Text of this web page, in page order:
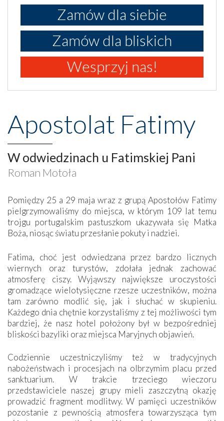
Zamów dla siebie
Zamów dla bliskich
Wesprzyj nas!
Apostolat Fatimy
W odwiedzinach u Fatimskiej Pani
Roman Motoła
Pomiędzy 25 a 29 maja wraz z grupą Apostołów Fatimy
pielgrzymowaliśmy do miejsca, w którym 109 lat temu
trojgu portugalskim pastuszkom ukazywała się Matka
Boża, niosąc światu przesłanie pokuty i nadziei.
Fatima, choć jest odwiedzana przez bardzo licznych
wiernych oraz turystów, zdołała jednak zachować
atmosferę ciszy. Wyjąwszy największe uroczystości
gromadzące wielotysięczne rzesze uczestników, można
tam zarówno modlić się, jak i słuchać w skupieniu.
Każdego dnia chętnie korzystaliśmy z tej możliwości tym
bardziej, że nasz hotel położony był w bezpośredniej
bliskości bazyliki oraz miejsca Maryjnych objawień.
Codziennie uczestniczyliśmy też w tradycyjnych
nabożeństwach i procesjach na olbrzymim placu przed
sanktuarium. W trakcie trzeciego wieczoru
przedstawiciele naszej grupy mieli zaszczytną okazję
prowadzić fragment modlitwy. W pamięci uczestników
pozostanie z pewnością atmosfera towarzysząca tym